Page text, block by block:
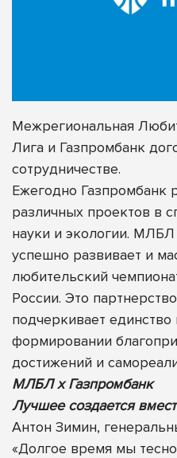
Межрегиональная
Лига и Газпромбанк
сотрудничестве.
Ежегодно Газпромбанк
различных проектов в
науки и экологии. МЛБЛ
успешно развивает и
любительский
России. Это
подчеркивает
формировании
достижений и
МЛБЛ х Газпромбанк
Лучшее создается
Антон Зимин,
«Долгое время мы